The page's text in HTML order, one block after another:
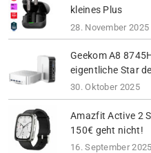
kleines Plus
28. November 2025
Geekom A8
eigentliche Star
30. Oktober 2025
Amazfit Active 2
150€ geht nicht!
16. September 2025